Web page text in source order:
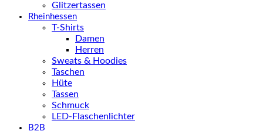
Glitzertassen
Rheinhessen
T-Shirts
Damen
Herren
Sweats & Hoodies
Taschen
Hüte
Tassen
Schmuck
LED-Flaschenlichter
B2B